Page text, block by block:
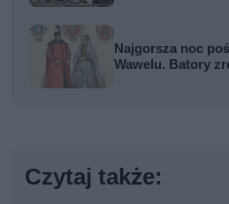
Najgorsza noc
Wawelu. Batory
Czytaj także: